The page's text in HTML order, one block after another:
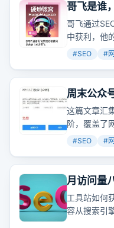
哥飞是谁
公众号大
哥飞通过
中获利，他
千美金的目
#SEO #
周末公众
中，赶紧
这篇文章汇
阶，覆盖了
全方位技
#SEO #
月访问量
何用内容
量？
工具站如何
容从搜索引